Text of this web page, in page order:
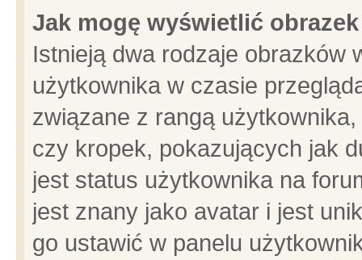
Jak mogę wyświetlić
Istnieją dwa rodzaje obrazków
użytkownika w czasie
związane z rangą
czy kropek, pokazujących jak
jest status użytkownika na
jest znany jako avatar i jest
go ustawić w panelu